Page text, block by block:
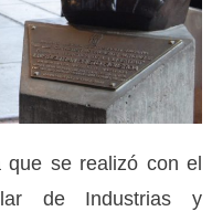
se realizó con el
de Industrias y